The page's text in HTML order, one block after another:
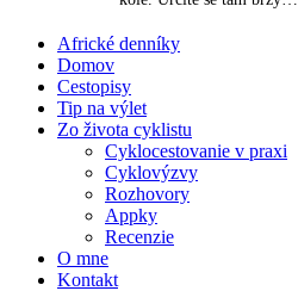
Africké denníky
Domov
Cestopisy
Tip na výlet
Zo života cyklistu
Cyklocestovanie v praxi
Cyklovýzvy
Rozhovory
Appky
Recenzie
O mne
Kontakt